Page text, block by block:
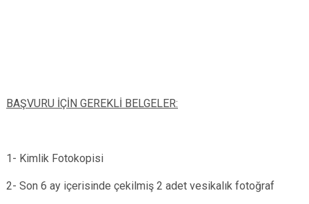
BAŞVURU İÇİN GEREKLİ BELGELER:
1- Kimlik Fotokopisi
2- Son 6 ay içerisinde çekilmiş 2 adet vesikalık fotoğraf